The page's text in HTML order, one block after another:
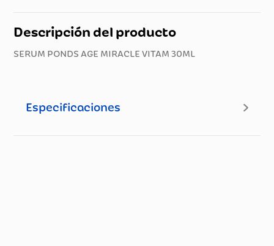
Descripción del producto
SERUM PONDS AGE MIRACLE VITAM 30ML
Especificaciones